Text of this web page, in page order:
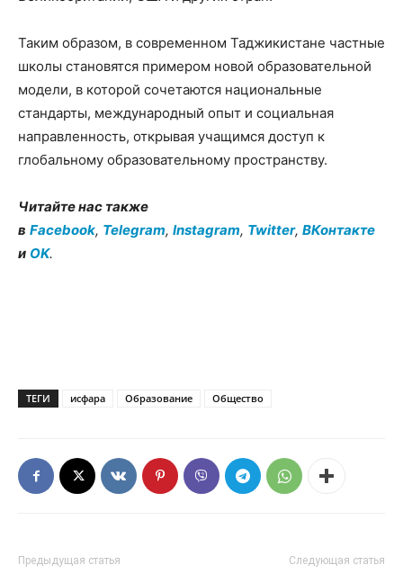
Таким образом, в современном Таджикистане частные
школы становятся примером новой образовательной
модели, в которой сочетаются национальные
стандарты, международный опыт и социальная
направленность, открывая учащимся доступ к
глобальному образовательному пространству.
Читайте нас также
в Facebook, Telegram, Instagram, Twitter, ВКонтакте
и OK.
ТЕГИ исфара Образование Общество
Предыдущая статья Следующая статья